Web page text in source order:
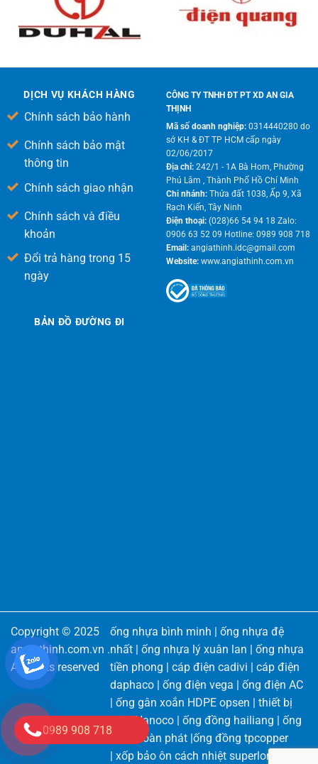
DỊCH VỤ KHÁCH HÀNG
Chính sách bảo hành
Chính sách bảo mật
thông tin
Chính sách giao nhận
Chính sách và điều
khoản
Đổi trả hàng trong 15
ngày
CÔNG TY TNHH ĐT PT XD AN GIA
THỊNH
Mã số doanh nghiệp:0314440280 do
sở KH & ĐT TP HCM cấp ngày
02/06/2017
Địa chỉ:242/1 - 1A Bà Hom, Phường
Phú Lâm , Thành Phố Hồ Chí Minh
Chi nhánh: Thửa đất 1038, Ấp 9, Xã
Rạch Kiến, Tây Ninh
Điện thoại:(028)66 54 94 18 Zalo:
0906 63 52 09 Hotline: 0989 908 718
Email:angiathinh.idc@gmail.com
Website:www.angiathinh.com.vn
BẢN ĐỒ ĐƯỜNG ĐI
Copyright © 2025
angiathinh.com.vn .
All rights reserved
ống nhựa bình minh
ống nhựa đệ
nhất
ống nhựa lý xuân lan
ống nhựa
tiền phong
cáp điện cadivi
cáp điện
daphaco
ống điện vega
ống điện AC
ống gân xoắn HDPE opsen
thiết bị
điện Nanoco
ống đồng hailiang
ống
đồng toàn phát ống đồng tpcopper
xốp bảo ôn cách nhiệt superlon
0989 908 718